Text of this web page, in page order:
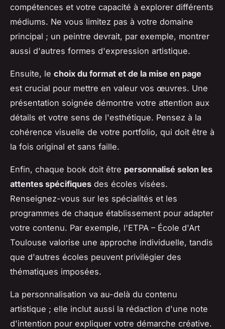
compétences et votre capacité à explorer différents
médiums. Ne vous limitez pas à votre domaine
principal ; un peintre devrait, par exemple, montrer
aussi d'autres formes d'expression artistique.
Ensuite, le choix du format et de la mise en page
est crucial pour mettre en valeur vos œuvres. Une
présentation soignée démontre votre attention aux
détails et votre sens de l'esthétique. Pensez à la
cohérence visuelle de votre portfolio, qui doit être à
la fois original et sans faille.
Enfin, chaque book doit être personnalisé selon les
attentes spécifiques des écoles visées.
Renseignez-vous sur les spécialités et les
programmes de chaque établissement pour adapter
votre contenu. Par exemple, l'ETPA – École d'Art
Toulouse valorise une approche individuelle, tandis
que d'autres écoles peuvent privilégier des
thématiques imposées.
La personnalisation va au-delà du contenu
artistique ; elle inclut aussi la rédaction d'une note
d'intention pour expliquer votre démarche créative.